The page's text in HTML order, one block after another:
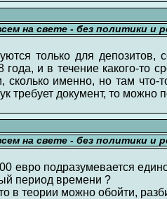
на свете - без политики и
только для
года, и в течение какого-то
сколько именно, но там что-
требует документ, то можно
на свете - без политики и
евро подразумевается
период времени ?
в теории можно обойти,